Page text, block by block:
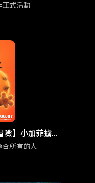
式活動
險】小加菲擄獲
喜劇動畫
所有的人